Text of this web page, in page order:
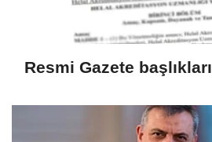
Resmi Gazete başlıkları